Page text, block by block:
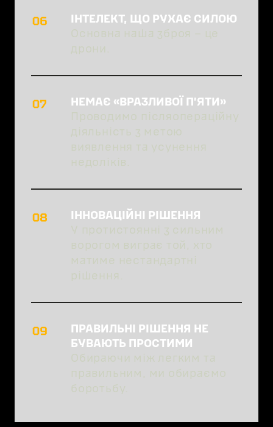
ІНТЕЛЕКТ, ЩО РУХАЄ СИЛОЮ
Основна наша зброя – це
дрони.
НЕМАЄ «ВРАЗЛИВОЇ ПʼЯТИ»
Проводимо післяопераційну
діяльність з метою
виявлення та усунення
недоліків.
ІННОВАЦІЙНІ РІШЕННЯ
У протистоянні з сильним
ворогом виграє той, хто
матиме нестандартні
рішення.
ПРАВИЛЬНІ РІШЕННЯ НЕ
БУВАЮТЬ ПРОСТИМИ
Обираючи між легким та
правильним, ми обираємо
боротьбу.